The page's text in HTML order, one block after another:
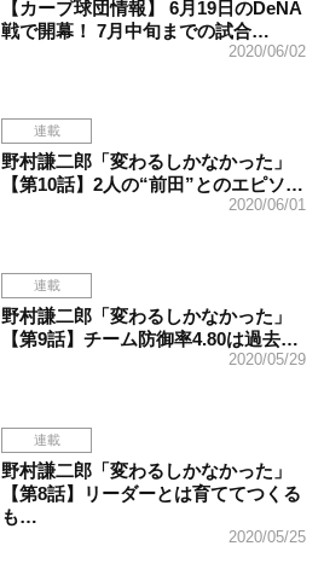
【カープ球団情報】 6月19日のDeNA
戦で開幕！ 7月中旬までの試合…
2020/06/02
連載
野村謙二郎「変わるしかなかった」
【第10話】2人の“前田”とのエピソ…
2020/06/01
連載
野村謙二郎「変わるしかなかった」
【第9話】チーム防御率4.80は過去…
2020/05/29
連載
野村謙二郎「変わるしかなかった」
【第8話】リーダーとは育ててつくる
も…
2020/05/25